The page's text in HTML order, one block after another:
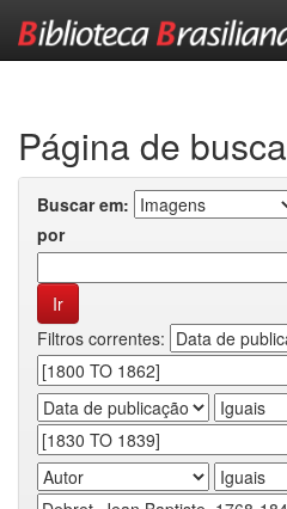
Página de busca
Buscar em:
por
Filtros correntes: